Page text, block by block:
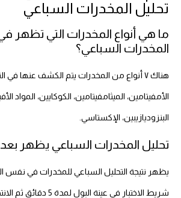
تحليل المخدرات السباعي
ما هي أنواع المخدرات التي تظهر
المخدرات السباعي؟
هناك ٧ أنواع من المخدرات يتم الكشف عنها
الأمفيتامين، الميثامفيتامين، الكوكايين، المواد
البنزوديازيبين، الإكستاسي.
تحليل المخدرات السباعي يظهر
يظهر نتيجة التحليل السباعي للمخدرات في
شريط الاختبار في عينة